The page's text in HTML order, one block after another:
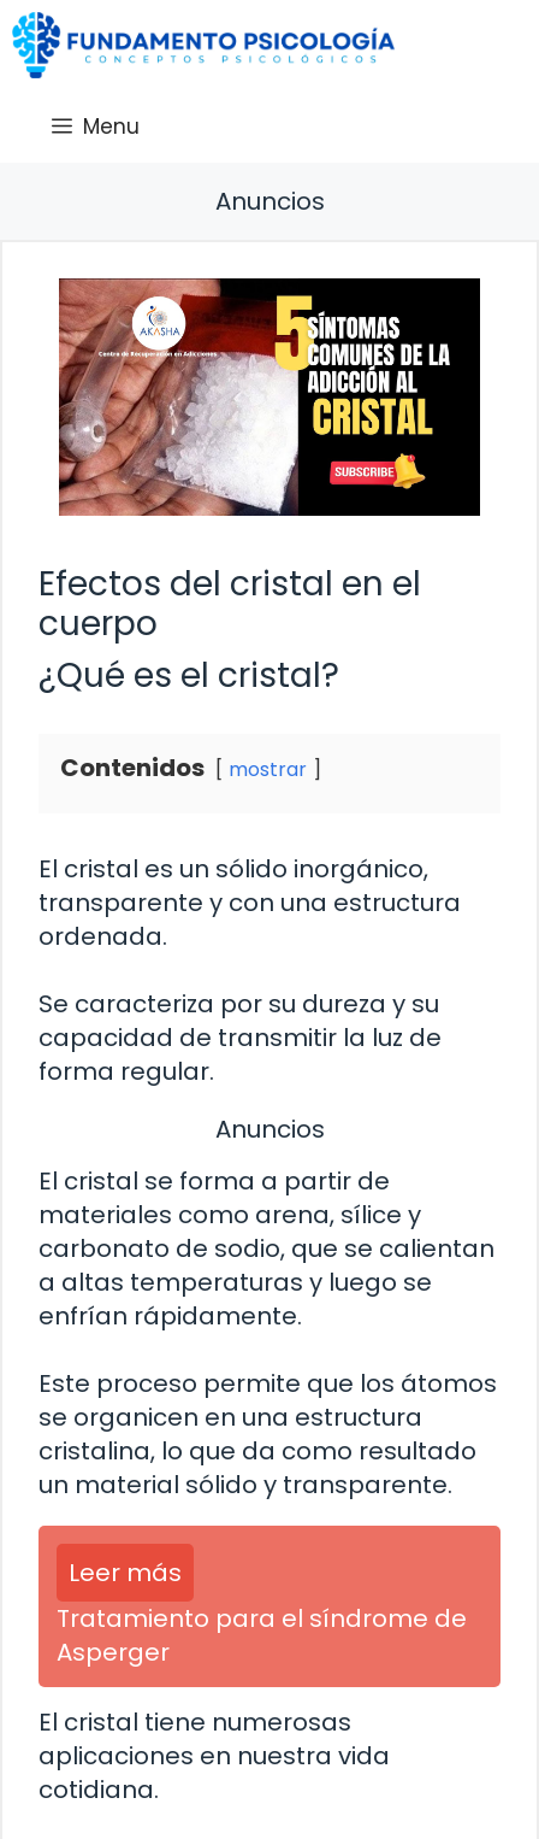
Saltar
al
contenido
Menu
Anuncios
Efectos del cristal en el
cuerpo
¿Qué es el cristal?
Contenidos mostrar
El cristal es un sólido inorgánico,
transparente y con una estructura
ordenada.
Se caracteriza por su dureza y su
capacidad de transmitir la luz de
forma regular.
Anuncios
El cristal se forma a partir de
materiales como arena, sílice y
carbonato de sodio, que se calientan
a altas temperaturas y luego se
enfrían rápidamente.
Este proceso permite que los átomos
se organicen en una estructura
cristalina, lo que da como resultado
un material sólido y transparente.
Leer más
Tratamiento para el síndrome de
Asperger
El cristal tiene numerosas
aplicaciones en nuestra vida
cotidiana.